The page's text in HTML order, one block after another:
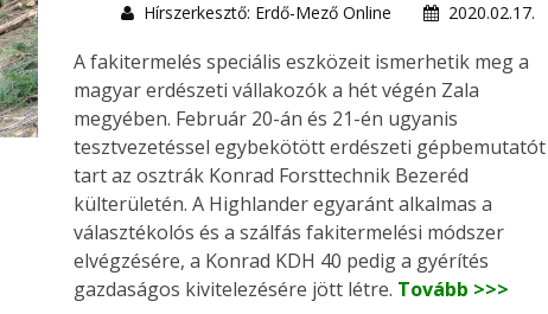
Hírszerkesztő: Erdő-Mező Online 2020.02.17.
A fakitermelés speciális eszközeit ismerhetik meg a
magyar erdészeti vállakozók a hét végén Zala
megyében. Február 20-án és 21-én ugyanis
tesztvezetéssel egybekötött erdészeti gépbemutatót
tart az osztrák Konrad Forsttechnik Bezeréd
külterületén. A Highlander egyaránt alkalmas a
választékolós és a szálfás fakitermelési módszer
elvégzésére, a Konrad KDH 40 pedig a gyérítés
gazdaságos kivitelezésére jött létre. Tovább >>>